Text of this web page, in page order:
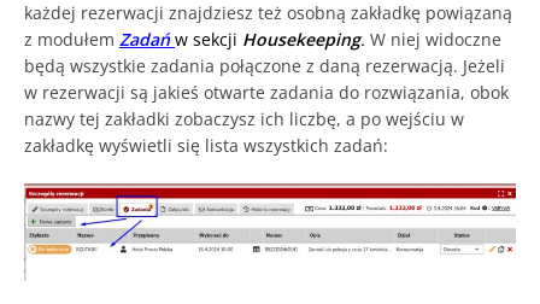
każdej rezerwacji znajdziesz też osobną zakładkę powiązaną
z modułem Zadańw sekcji Housekeeping. W niej widoczne
będą wszystkie zadania połączone z daną rezerwacją. Jeżeli
w rezerwacji są jakieś otwarte zadania do rozwiązania, obok
nazwy tej zakładki zobaczysz ich liczbę, a po wejściu w
zakładkę wyświetli się lista wszystkich zadań: